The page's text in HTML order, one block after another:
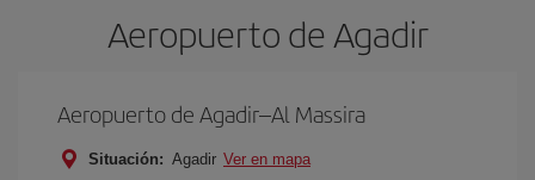
Aeropuerto de Agadir
Aeropuerto de Agadir–Al Massira
Situación: Agadir Ver en mapa